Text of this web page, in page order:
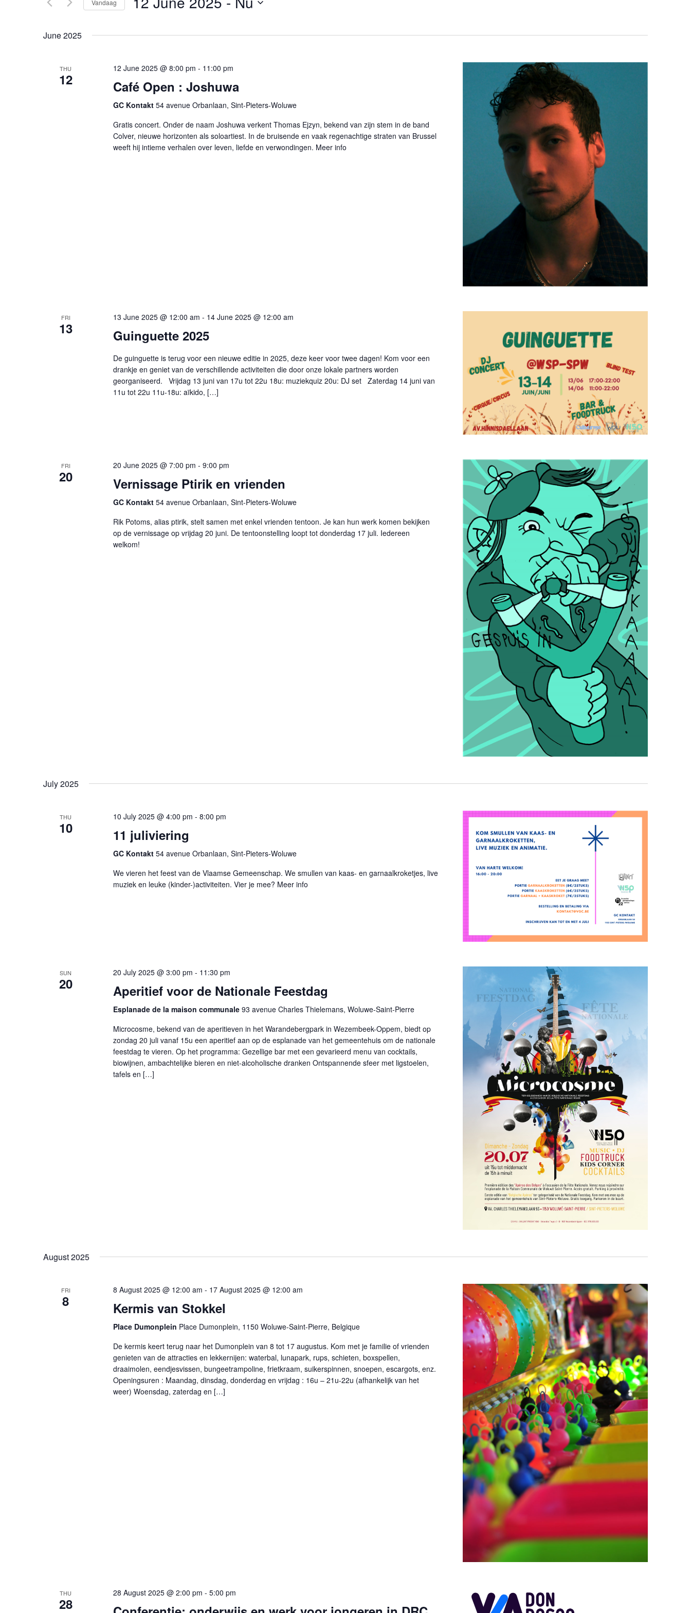
weergeven
navigatie
voor
keyword.
Vandaag
datum.
June 2025
THU
12
12 June 2025 @ 8:00 pm - 11:00 pm
Café Open : Joshuwa
GC Kontakt 54 avenue Orbanlaan, Sint-Pieters-Woluwe
Gratis concert. Onder de naam Joshuwa verkent Thomas Ejzyn, bekend van zijn stem in de band
Colver, nieuwe horizonten als soloartiest. In de bruisende en vaak regenachtige straten van Brussel
weeft hij intieme verhalen over leven, liefde en verwondingen. Meer info
FRI
13
13 June 2025 @ 12:00 am - 14 June 2025 @ 12:00 am
Guinguette 2025
De guinguette is terug voor een nieuwe editie in 2025, deze keer voor twee dagen! Kom voor een
drankje en geniet van de verschillende activiteiten die door onze lokale partners worden
georganiseerd. Vrijdag 13 juni van 17u tot 22u 18u: muziekquiz 20u: DJ set Zaterdag 14 juni van
11u tot 22u 11u-18u: aïkido, […]
FRI
20
20 June 2025 @ 7:00 pm - 9:00 pm
Vernissage Ptirik en vrienden
GC Kontakt 54 avenue Orbanlaan, Sint-Pieters-Woluwe
Rik Potoms, alias ptirik, stelt samen met enkel vrienden tentoon. Je kan hun werk komen bekijken
op de vernissage op vrijdag 20 juni. De tentoonstelling loopt tot donderdag 17 juli. Iedereen
welkom!
July 2025
THU
10
10 July 2025 @ 4:00 pm - 8:00 pm
11 juliviering
GC Kontakt 54 avenue Orbanlaan, Sint-Pieters-Woluwe
We vieren het feest van de Vlaamse Gemeenschap. We smullen van kaas- en garnaalkroketjes, live
muziek en leuke (kinder-)activiteiten. Vier je mee? Meer info
SUN
20
20 July 2025 @ 3:00 pm - 11:30 pm
Aperitief voor de Nationale Feestdag
Esplanade de la maison communale 93 avenue Charles Thielemans, Woluwe-Saint-Pierre
Microcosme, bekend van de aperitieven in het Warandebergpark in Wezembeek-Oppem, biedt op
zondag 20 juli vanaf 15u een aperitief aan op de esplanade van het gemeentehuis om de nationale
feestdag te vieren. Op het programma: Gezellige bar met een gevarieerd menu van cocktails,
biowijnen, ambachtelijke bieren en niet-alcoholische dranken Ontspannende sfeer met ligstoelen,
tafels en […]
August 2025
FRI
8
8 August 2025 @ 12:00 am - 17 August 2025 @ 12:00 am
Kermis van Stokkel
Place Dumonplein Place Dumonplein, 1150 Woluwe-Saint-Pierre, Belgique
De kermis keert terug naar het Dumonplein van 8 tot 17 augustus. Kom met je familie of vrienden
genieten van de attracties en lekkernijen: waterbal, lunapark, rups, schieten, boxspellen,
draaimolen, eendjesvissen, bungeetrampoline, frietkraam, suikerspinnen, snoepen, escargots, enz.
Openingsuren : Maandag, dinsdag, donderdag en vrijdag : 16u – 21u-22u (afhankelijk van het
weer) Woensdag, zaterdag en […]
THU
28
28 August 2025 @ 2:00 pm - 5:00 pm